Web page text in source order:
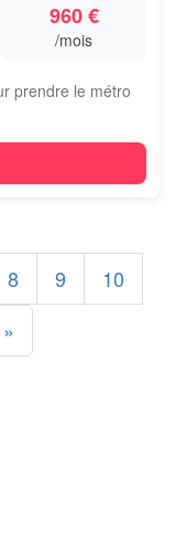
960 €
/mois
prendre le métro
8 9
10
»